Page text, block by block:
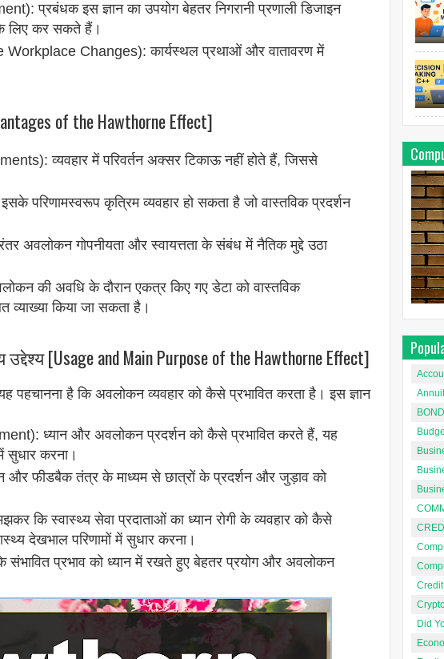
प्रबंधक इस ज्ञान का उपयोग बेहतर निगरानी प्रणाली डिजाइन
लिए कर सकते हैं।
Workplace Changes): कार्यस्थल प्रथाओं और वातावरण में
of the Hawthorne Effect]
व्यवहार में परिवर्तन अक्सर टिकाऊ नहीं होते हैं, जिससे
परिणामस्वरूप कृत्रिम व्यवहार हो सकता है जो वास्तविक प्रदर्शन
अवलोकन गोपनीयता और स्वायत्तता के संबंध में नैतिक मुद्दे उठा
की अवधि के दौरान एकत्र किए गए डेटा को वास्तविक
व्याख्या किया जा सकता है।
[Usage and Main Purpose of the Hawthorne Effect]
पहचानना है कि अवलोकन व्यवहार को कैसे प्रभावित करता है। इस ज्ञान
ध्यान और अवलोकन प्रदर्शन को कैसे प्रभावित करते हैं, यह
सुधार करना।
और फीडबैक तंत्र के माध्यम से छात्रों के प्रदर्शन और जुड़ाव को
कि स्वास्थ्य सेवा प्रदाताओं का ध्यान रोगी के व्यवहार को कैसे
देखभाल परिणामों में सुधार करना।
संभावित प्रभाव को ध्यान में रखते हुए बेहतर प्रयोग और अवलोकन
Did